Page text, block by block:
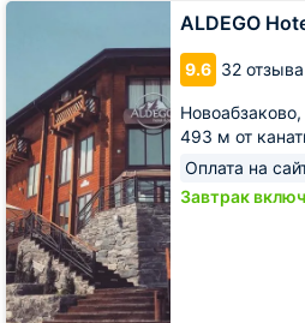
ALDEGO
9.6 32
Новоабзаково,
493 м от
Оплата на
Завтрак
ALDEGO